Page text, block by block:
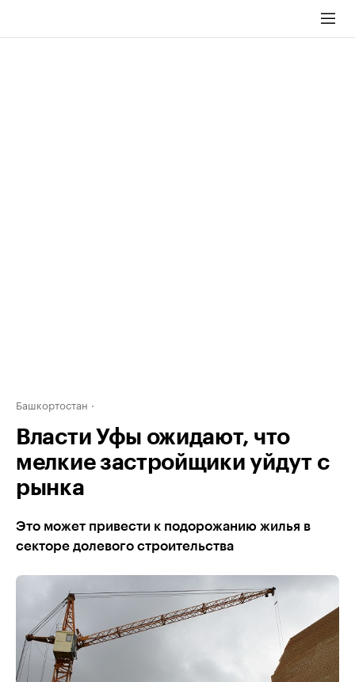
Башкортостан
Власти Уфы ожидают, что
мелкие застройщики уйдут с
рынка
Это может привести к подорожанию жилья в
секторе долевого строительства